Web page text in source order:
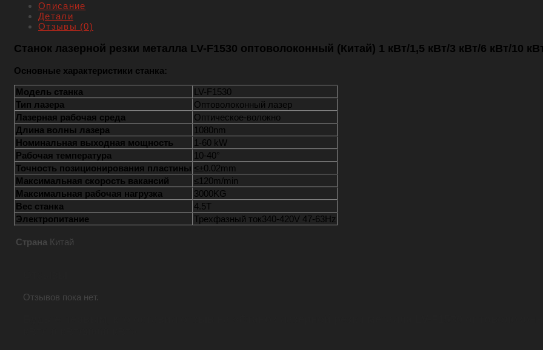
Описание
Детали
Отзывы (0)
Станок лазерной резки металла LV-F1530 оптоволоконный (Китай) 1 кВт/1,5 кВт/3 кВт/6 кВт/10
Основные характеристики станка:
Модель станка
LV-F1530
Тип лазера
Оптоволоконный лазер
Лазерная рабочая среда
Оптическое-волокно
Длина волны лазера
1080nm
Номинальная выходная мощность
1-60 kW
Рабочая температура
10-40°
Точность позиционирования пластины ≤±0.02mm
Максимальная скорость вакансий
≤120m/min
Максимальная рабочая нагрузка
3000KG
Вес станка
4.5T
Электропитание
Трехфазный ток340-420V 47-63Hz
Страна Китай
Отзывов пока нет.